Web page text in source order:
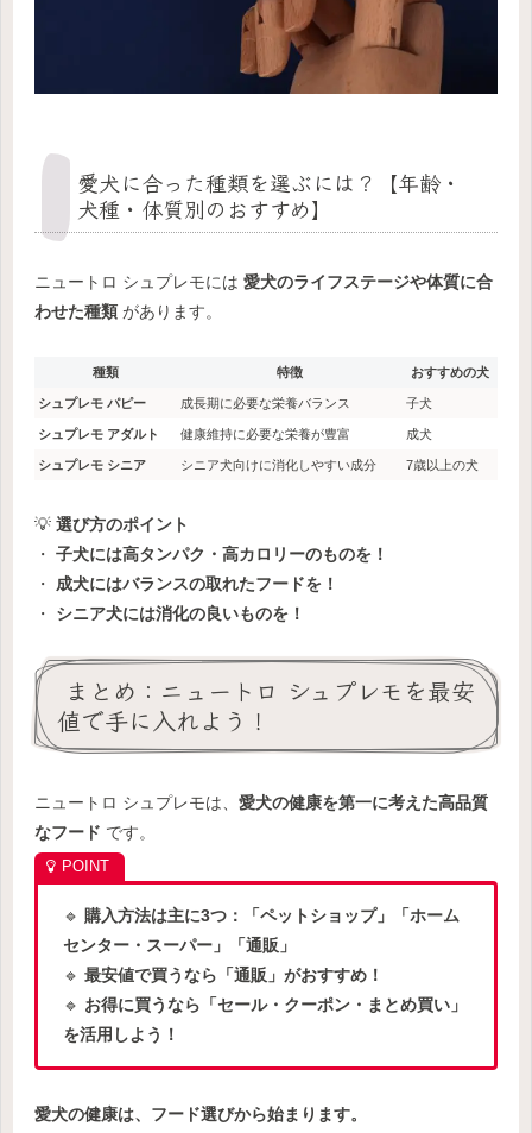
愛犬に合った種類を選ぶには？【年齢・
犬種・体質別のおすすめ】
ニュートロ シュプレモには 愛犬のライフステージや体質に合
わせた種類 があります。
種類 特徴 おすすめの犬
シュプレモ パピー 成長期に必要な栄養バランス 子犬
シュプレモ アダルト 健康維持に必要な栄養が豊富 成犬
シュプレモ シニア シニア犬向けに消化しやすい成分 7歳以上の犬
💡 選び方のポイント
・ 子犬には高タンパク・高カロリーのものを！
・ 成犬にはバランスの取れたフードを！
・ シニア犬には消化の良いものを！
まとめ：ニュートロ シュプレモを最安
値で手に入れよう！
ニュートロ シュプレモは、 愛犬の健康を第一に考えた高品質
なフード です。
🔹 購入方法は主に3つ：「ペットショップ」「ホーム
センター・スーパー」「通販」
🔹 最安値で買うなら「通販」がおすすめ！
🔹 お得に買うなら「セール・クーポン・まとめ買い」
を活用しよう！
愛犬の健康は、フード選びから始まります。